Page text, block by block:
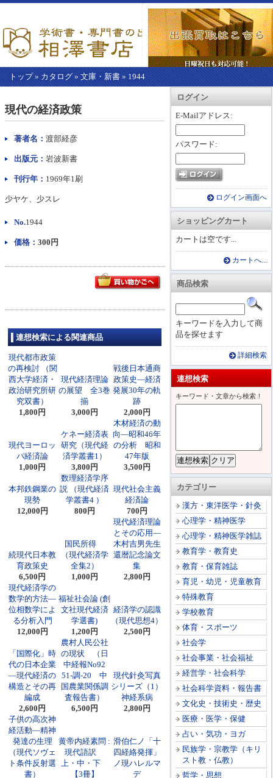
トップ» カタログ » 文庫・新書 » 1944
カートを見る
ログイン
E-Mailアドレス:
パスワード:
ログイン画面へ
ショッピングカート
カートは空です...
カートへ...
商品検索
キーワードを入力して商
品を探せます
詳細検索
連想検索
キーワード・文章から検索！
カテゴリー
漢方・東洋医学・針灸
心理学・精神医学
心理学・精神医学雑誌
教育学・教育史
教育・保育雑誌
育児・幼児・児童教育
特殊教育
学校教育
体育・スポーツ
社会学
社会事業・社会福祉
経営学・社会科学
社会科学資料・報告書
文化史・技術史・歴史
医療・医学・保健
占い・気功・ヨガ
民族学・宗教学（キリ
スト教・仏教）
哲学・思想
こ
か
本
現代の経済政策
著者名： 渡部経彦
出版元： 岩波新書
刊行年： 1969年1刷
少ヤケ、少スレ
No.1944
価格： 300円
連想検索による関連商品
現代都市政策
の再検討 （関
西大学経済・
政治研究所研
究双書）
1,800円
現代経済理論
の展望 全3巻
揃
3,000円
戦後日本通商
政策史―経済
発展30年の軌
跡
2,000円
現代ヨーロッ
パ経済論
1,000円
ケネー経済表
研究（現代経
済学叢書1）
3,800円
木材経済の動
向―昭和46年
の分析 昭和
47年版
3,500円
本邦鉄鋼業の
現勢
12,000円
数理経済学序
説 （現代経済
学叢書4 ）
800円
現代社会主義
経済論
700円
続現代日本教
育政策史
6,500円
国民所得
（現代経済学
全集2）
1,000円
現代経済理論
とその応用―
木村吉男先生
還暦記念論文
集
2,800円
現代経済学の
数学的方法―
位相数学によ
る分析入門
12,000円
福祉社会論 (創
文社現代経済
学選書)
1,200円
経済学の認識
（現代思想4）
2,500円
「国際化」時
代の日本企業
―現代経済の
構造とその再
編成
2,600円
農村人民公社
の現状 （日
中経報No92
51-調-20 中
国農業関係調
査報告書）
6,500円
現代針灸写真
シリーズ（1）
神経系病
2,800円
子供の高次神
経活動―精神
発達の生理
（現代ソヴェ
ト条件反射選
書）
黄帝内経素問 :
現代語訳
上・中・下
【3冊】
滑伯仁ノ「十
四経絡発揮」
ノ現ハレルマ
デ